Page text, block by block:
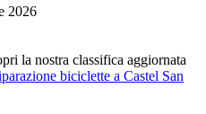
2026
la nostra classifica aggiornata
biciclette a Castel San